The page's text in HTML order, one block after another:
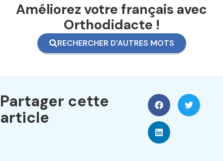
Améliorez votre français avec
Orthodidacte !
RECHERCHER D'AUTRES MOTS
Partager cette
article